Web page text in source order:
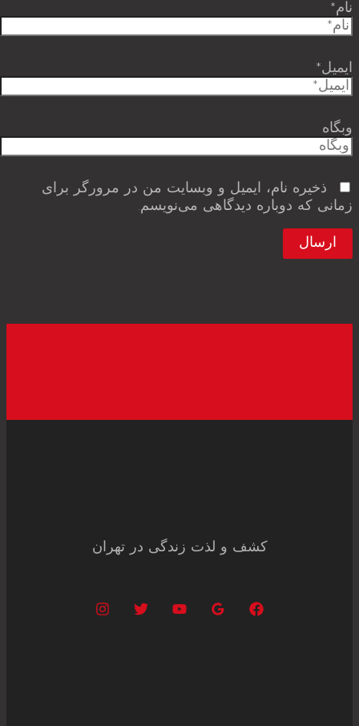
نام*
ایمیل*
وبگاه
ذخیره نام، ایمیل و وبسایت من در مرورگر برای
زمانی که دوباره دیدگاهی می‌نویسم.
کشف و لذت زندگی در تهران